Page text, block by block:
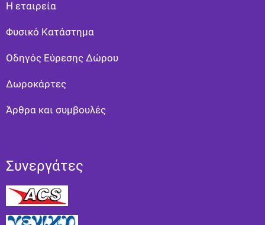
Η εταιρεία
Φυσικό Κατάστημα
Οδηγός Εύρεσης Δώρου
Δωροκάρτες
Άρθρα και συμβουλές
Συνεργάτες